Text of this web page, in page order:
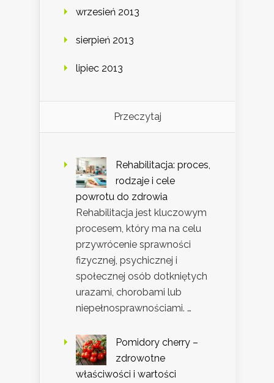
wrzesień 2013
sierpień 2013
lipiec 2013
Przeczytaj
Rehabilitacja: proces,
rodzaje i cele
powrotu do zdrowia
Rehabilitacja jest kluczowym
procesem, który ma na celu
przywrócenie sprawności
fizycznej, psychicznej i
społecznej osób dotkniętych
urazami, chorobami lub
niepełnosprawnościami. …
Pomidory cherry –
zdrowotne
właściwości i wartości